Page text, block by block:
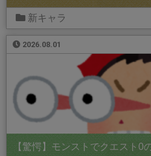
新キャラ
2026.08.01
【驚愕】モンストでクエスト0